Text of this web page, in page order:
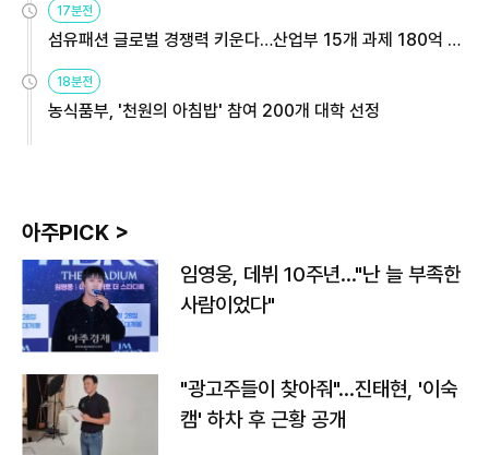
17분전
섬유패션 글로벌 경쟁력 키운다…산업부 15개 과제 180억 지
18분전
농식품부, '천원의 아침밥' 참여 200개 대학 선정
아주PICK >
임영웅, 데뷔 10주년…"난 늘 부족한
사람이었다"
"광고주들이 찾아줘"…진태현, '이숙
캠' 하차 후 근황 공개